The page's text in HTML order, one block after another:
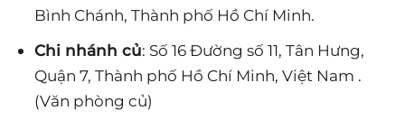
Bình Chánh, Thành phố Hồ Chí Minh.
Chi nhánh củ: Số 16 Đường số 11, Tân Hưng,
Quận 7, Thành phố Hồ Chí Minh, Việt Nam .
(Văn phòng củ)